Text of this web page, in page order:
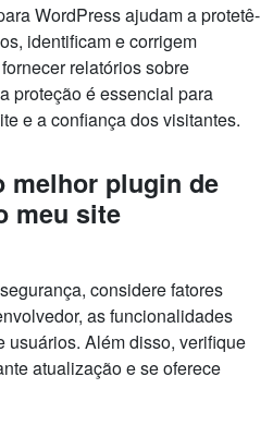
WordPress ajudam a protetê-
identificam e corrigem
relatórios sobre
proteção é essencial para
e a confiança dos visitantes.
melhor plugin de
meu site
considere fatores
as funcionalidades
usuários. Além disso, verifique
atualização e se oferece